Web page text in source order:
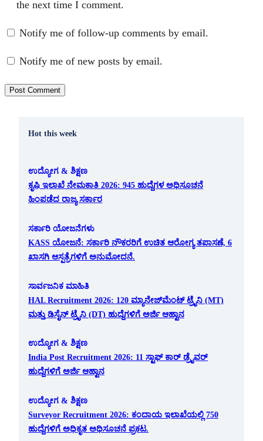
the next time I comment.
Notify me of follow-up comments by email.
Notify me of new posts by email.
Hot this week
ಉದ್ಯೋಗ & ಶಿಕ್ಷಣ
ಕೃಷಿ ಇಲಾಖೆ ನೇಮಕಾತಿ 2026: 945 ಹುದ್ದೆಗಳ ಅಧಿಸೂಚನೆ
ಹಿಂಪಡೆದ ರಾಜ್ಯ ಸರ್ಕಾರ
ಸರ್ಕಾರಿ ಯೋಜನೆಗಳು
KASS ಯೋಜನೆ: ಸರ್ಕಾರಿ ನೌಕರರಿಗೆ ಉಚಿತ ಆರೋಗ್ಯ ತಪಾಸಣೆ, 6
ಖಾಸಗಿ ಆಸ್ಪತ್ರೆಗಳಿಗೆ ಅನುಮೋದನೆ.
ಸಾರ್ವಜನಿಕ ಮಾಹಿತಿ
HAL Recruitment 2026: 120 ಮ್ಯಾನೇಜ್‌ಮೆಂಟ್ ಟ್ರೈನಿ (MT)
ಮತ್ತು ಡಿಸೈನ್ ಟ್ರೈನಿ (DT) ಹುದ್ದೆಗಳಿಗೆ ಅರ್ಜಿ ಆಹ್ವಾನ
ಉದ್ಯೋಗ & ಶಿಕ್ಷಣ
India Post Recruitment 2026: 11 ಸ್ಟಾಫ್ ಕಾರ್ ಡ್ರೈವರ್
ಹುದ್ದೆಗಳಿಗೆ ಅರ್ಜಿ ಆಹ್ವಾನ
ಉದ್ಯೋಗ & ಶಿಕ್ಷಣ
Surveyor Recruitment 2026: ಕಂದಾಯ ಇಲಾಖೆಯಲ್ಲಿ 750
ಹುದ್ದೆಗಳಿಗೆ ಅಧಿಕೃತ ಅಧಿಸೂಚನೆ ಪ್ರಕಟ.